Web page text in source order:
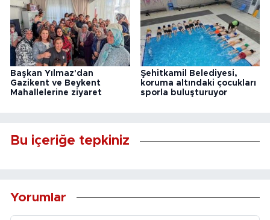
Başkan Yılmaz'dan
Gazikent ve Beykent
Mahallelerine ziyaret
Şehitkamil Belediyesi,
koruma altındaki çocukları
sporla buluşturuyor
Bu içeriğe tepkiniz
Yorumlar